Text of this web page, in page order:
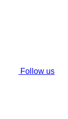
Follow us